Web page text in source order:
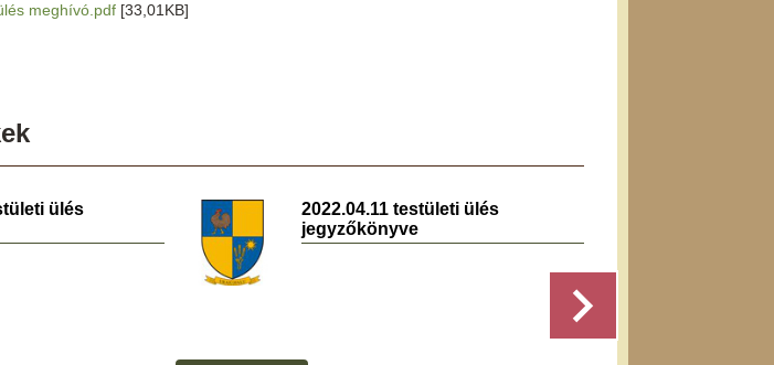
meghívó.pdf [33,01KB]
ülés
2022.04.11 testületi ülés
jegyzőkönyve